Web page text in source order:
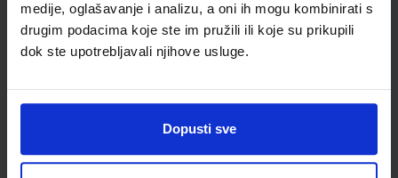
medije, oglašavanje i analizu, a oni ih mogu kombinirati s
drugim podacima koje ste im pružili ili koje su prikupili
dok ste upotrebljavali njihove usluge.
Dopusti sve